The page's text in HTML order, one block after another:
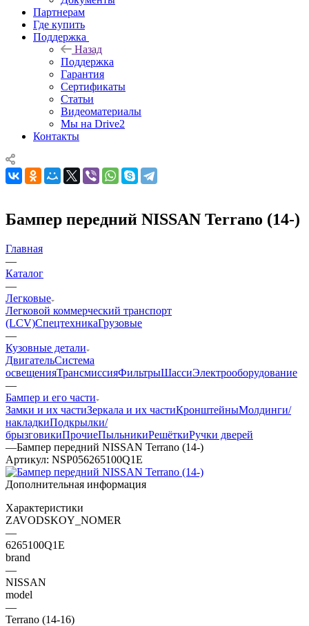
Партнерам
Где купить
Поддержка
Назад
Поддержка
Гарантия
Сертификаты
Статьи
Видеоматериалы
Мы на Drive2
Контакты
Бампер передний NISSAN Terrano (14-)
Главная
—
Каталог
—
Легковые
Легковой коммерческий транспорт
(LCV)СпецтехникаГрузовые
—
Кузовные детали
ДвигательСистема
освещенияТрансмиссияФильтрыШассиЭлектрооборудование
—
Бампер и его части
Замки и их частиЗеркала и их частиКронштейныМолдинги/
накладкиПодкрылки/
брызговикиПрочиеПыльникиРешёткиРучки дверей
—Бампер передний NISSAN Terrano (14-)
Артикул: NSP056265100Q1E
Дополнительная информация
Характеристики
ZAVODSKOY_NOMER
—
6265100Q1E
brand
—
NISSAN
model
—
Terrano (14-16)